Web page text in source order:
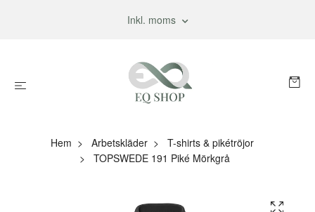
Inkl. moms
Hem Arbetskläder
T-shirts & pikétröjor
TOPSWEDE 191 Piké Mörkgrå